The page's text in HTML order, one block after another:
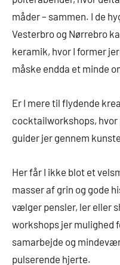
måder – sammen. I de
Vesterbro og Nørrebro
keramik, hvor I former
måske endda et minde
Er I mere til flydende
cocktailworkshops,
guider jer gennem
Her får I ikke blot et
masser af grin og gode
vælger pensler, ler eller
workshops jer mulighed
samarbejde og
pulserende hjerte.